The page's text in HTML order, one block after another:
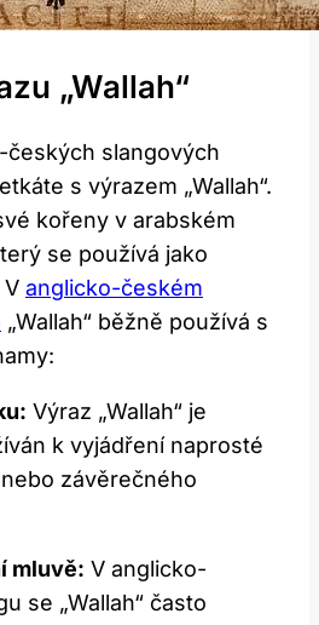
„Wallah“
českých slangových
s výrazem „Wallah“.
kořeny v arabském
se používá jako
anglicko-českém
„Wallah“ běžně používá s
Výraz „Wallah“ je
k vyjádření naprosté
závěrečného
mluvě: V anglicko-
se „Wallah“ často